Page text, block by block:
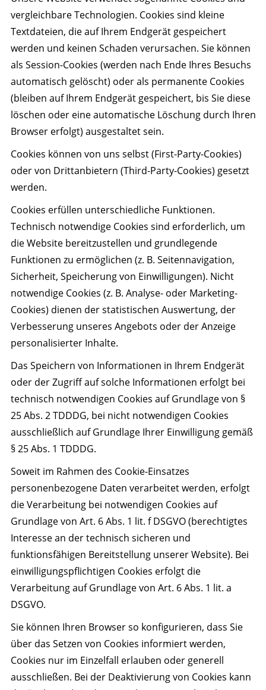
vergleichbare Technologien. Cookies sind kleine
Textdateien, die auf Ihrem Endgerät gespeichert
werden und keinen Schaden verursachen. Sie können
als Session-Cookies (werden nach Ende Ihres Besuchs
automatisch gelöscht) oder als permanente Cookies
(bleiben auf Ihrem Endgerät gespeichert, bis Sie diese
löschen oder eine automatische Löschung durch Ihren
Browser erfolgt) ausgestaltet sein.
Cookies können von uns selbst (First-Party-Cookies)
oder von Drittanbietern (Third-Party-Cookies) gesetzt
werden.
Cookies erfüllen unterschiedliche Funktionen.
Technisch notwendige Cookies sind erforderlich, um
die Website bereitzustellen und grundlegende
Funktionen zu ermöglichen (z. B. Seitennavigation,
Sicherheit, Speicherung von Einwilligungen). Nicht
notwendige Cookies (z. B. Analyse- oder Marketing-
Cookies) dienen der statistischen Auswertung, der
Verbesserung unseres Angebots oder der Anzeige
personalisierter Inhalte.
Das Speichern von Informationen in Ihrem Endgerät
oder der Zugriff auf solche Informationen erfolgt bei
technisch notwendigen Cookies auf Grundlage von §
25 Abs. 2 TDDDG, bei nicht notwendigen Cookies
ausschließlich auf Grundlage Ihrer Einwilligung gemäß
§ 25 Abs. 1 TDDDG.
Soweit im Rahmen des Cookie-Einsatzes
personenbezogene Daten verarbeitet werden, erfolgt
die Verarbeitung bei notwendigen Cookies auf
Grundlage von Art. 6 Abs. 1 lit. f DSGVO (berechtigtes
Interesse an der technisch sicheren und
funktionsfähigen Bereitstellung unserer Website). Bei
einwilligungspflichtigen Cookies erfolgt die
Verarbeitung auf Grundlage von Art. 6 Abs. 1 lit. a
DSGVO.
Sie können Ihren Browser so konfigurieren, dass Sie
über das Setzen von Cookies informiert werden,
Cookies nur im Einzelfall erlauben oder generell
ausschließen. Bei der Deaktivierung von Cookies kann